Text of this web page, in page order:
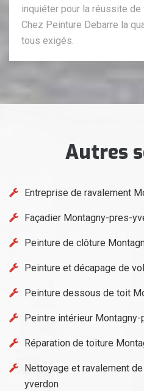
inquiéter pour la réussite
Chez Peinture Debarre la
tous exigés.
Autres
Entreprise de ravalement
Façadier Montagny-pres-
Peinture de clôture
Peinture et décapage de
Peinture dessous de toit
Peintre intérieur
Réparation de toiture
Nettoyage et ravalement
yverdon